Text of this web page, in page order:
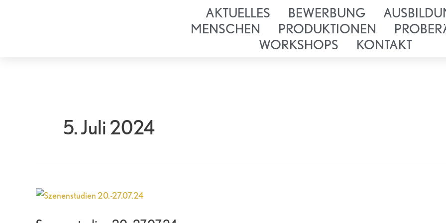
AKTUELLES BEWERBUNG
MENSCHEN
PRODUKTIONEN
WORKSHOPS
KONTAKT
5. Juli 2024
Szenenstudien